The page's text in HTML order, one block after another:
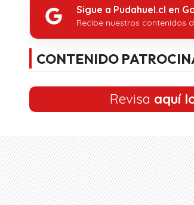
Sigue a Pudahuel.cl en
Recibe nuestros contenidos
CONTENIDO
Revisa aquí